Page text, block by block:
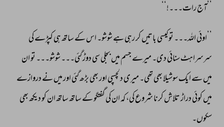
’’آج رات۔۔۔!‘‘
’’اوئی اللہ۔۔۔ تو کیسی باتیں کر رہی ہے شوشو۔ اس کے ساتھ ہی کپڑے کی
سرسراہٹ سنائی دی۔ میرے جسم میں بجلی سی دوڑ گئی۔۔۔ شوشو۔۔۔ تو ان
میں سے ایک سوشیلا بھی تھی۔ میری دلچسپی اور بھی بڑھ گئی اور میں نے دروازے
میں کوئی دراڑ تلاش کرنا شروع کی، کہ ان کی گفتگو کے ساتھ ساتھ ان کو دیکھ بھی
سکوں۔